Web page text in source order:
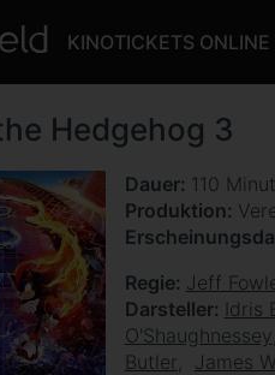
KINOTICKETS
Hedgehog 3
Dauer 110
Produktion
Regie Jeff
Darsteller Idris
O'Shaughnessey
Butler
James